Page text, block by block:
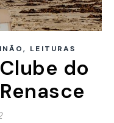
, LEITURAS
do